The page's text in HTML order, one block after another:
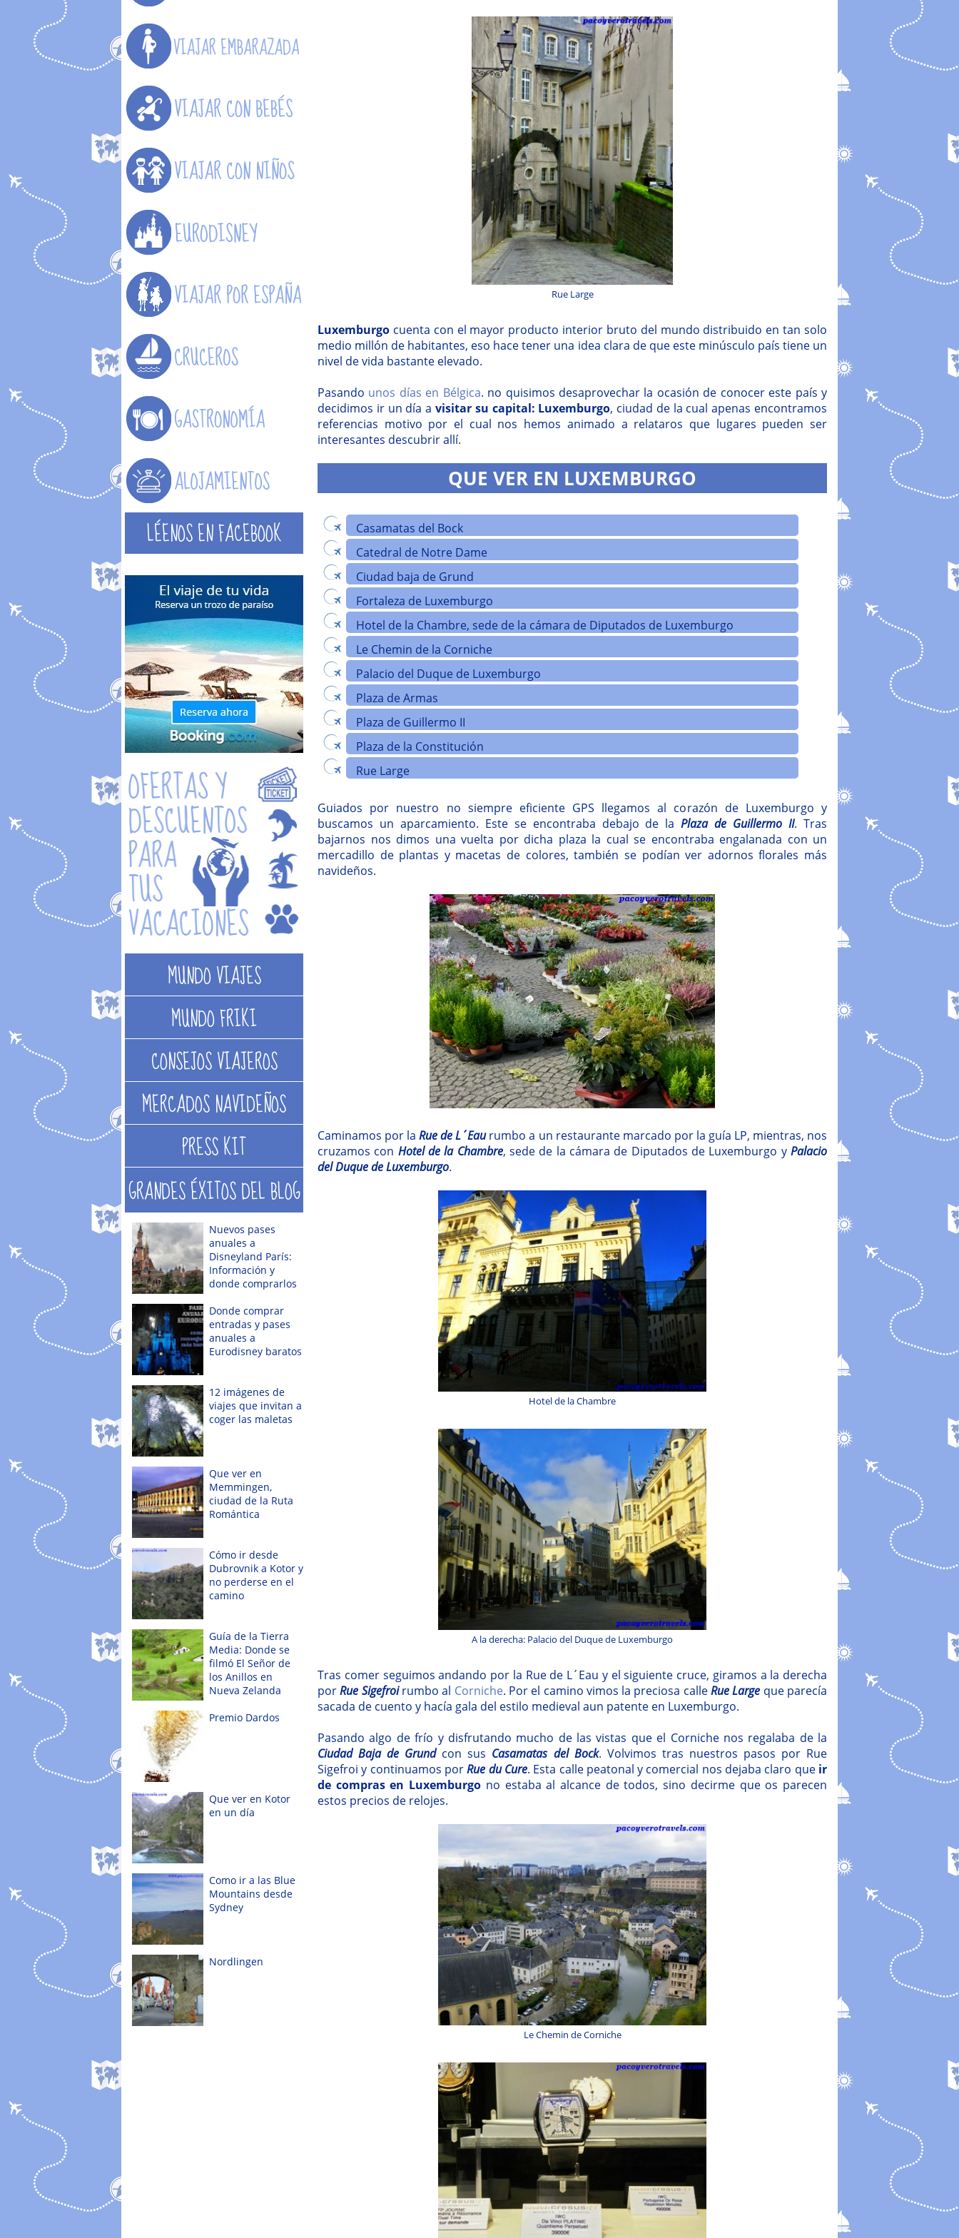
Rue Large
Luxemburgo cuenta con el mayor producto interior bruto del mundo distribuido en tan solo
medio millón de habitantes, eso hace tener una idea clara de que este minúsculo país tiene un
nivel de vida bastante elevado.
Pasando unos días en Bélgica. no quisimos desaprovechar la ocasión de conocer este país y
decidimos ir un día a visitar su capital: Luxemburgo, ciudad de la cual apenas encontramos
referencias motivo por el cual nos hemos animado a relataros que lugares pueden ser
interesantes descubrir allí.
QUE VER EN LUXEMBURGO
Casamatas del Bock
Catedral de Notre Dame
Ciudad baja de Grund
Fortaleza de Luxemburgo
Hotel de la Chambre, sede de la cámara de Diputados de Luxemburgo
Le Chemin de la Corniche
Palacio del Duque de Luxemburgo
Plaza de Armas
Plaza de Guillermo II
Plaza de la Constitución
Rue Large
Guiados por nuestro no siempre eficiente GPS llegamos al corazón de Luxemburgo y
buscamos un aparcamiento. Este se encontraba debajo de laPlaza de Guillermo II. Tras
bajarnos nos dimos una vuelta por dicha plaza la cual se encontraba engalanada con un
mercadillo de plantas y macetas de colores, también se podían ver adornos florales más
navideños.
Caminamos por laRue de L´Eaurumbo a un restaurante marcado por la guía LP, mientras, nos
cruzamos con Hotel de la Chambre, sede de la cámara de Diputados de Luxemburgo yPalacio
del Duque de Luxemburgo.
Hotel de la Chambre
A la derecha: Palacio del Duque de Luxemburgo
Tras comer seguimos andando por la Rue de L´Eau y el siguiente cruce, giramos a la derecha
porRue Sigefroirumbo al Corniche. Por el camino vimos la preciosa calleRue Large que parecía
sacada de cuento y hacía gala del estilo medieval aun patente en Luxemburgo.
Pasando algo de frío y disfrutando mucho de las vistas que el Corniche nos regalaba de la
Ciudad Baja de Grundcon sus Casamatas del Bock. Volvimos tras nuestros pasos por Rue
Sigefroi y continuamos porRue du Cure. Esta calle peatonal y comercial nos dejaba claro que ir
de compras en Luxemburgo no estaba al alcance de todos, sino decirme que os parecen
estos precios de relojes.
Le Chemin de Corniche
LÉENOS EN FACEBOOK
MUNDO VIAJES
MUNDO FRIKI
CONSEJOS VIAJEROS
MERCADOS NAVIDEÑOS
PRESS KIT
GRANDES ÉXITOS DEL BLOG
Nuevos pases
anuales a
Disneyland París:
Información y
donde comprarlos
Donde comprar
entradas y pases
anuales a
Eurodisney baratos
12 imágenes de
viajes que invitan a
coger las maletas
Que ver en
Memmingen,
ciudad de la Ruta
Romántica
Cómo ir desde
Dubrovnik a Kotor y
no perderse en el
camino
Guía de la Tierra
Media: Donde se
filmó El Señor de
los Anillos en
Nueva Zelanda
Premio Dardos
Que ver en Kotor
en un día
Como ir a las Blue
Mountains desde
Sydney
Nordlingen